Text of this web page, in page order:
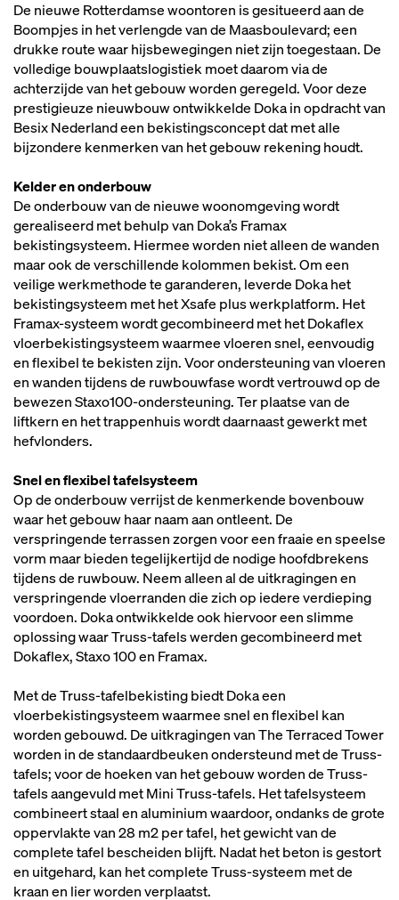
De nieuwe Rotterdamse woontoren is gesitueerd aan de
Boompjes in het verlengde van de Maasboulevard; een
drukke route waar hijsbewegingen niet zijn toegestaan. De
volledige bouwplaatslogistiek moet daarom via de
achterzijde van het gebouw worden geregeld. Voor deze
prestigieuze nieuwbouw ontwikkelde Doka in opdracht van
Besix Nederland een bekistingsconcept dat met alle
bijzondere kenmerken van het gebouw rekening houdt.
Kelder en onderbouw
De onderbouw van de nieuwe woonomgeving wordt
gerealiseerd met behulp van Doka’s Framax
bekistingsysteem. Hiermee worden niet alleen de wanden
maar ook de verschillende kolommen bekist. Om een
veilige werkmethode te garanderen, leverde Doka het
bekistingsysteem met het Xsafe plus werkplatform. Het
Framax-systeem wordt gecombineerd met het Dokaflex
vloerbekistingsysteem waarmee vloeren snel, eenvoudig
en flexibel te bekisten zijn. Voor ondersteuning van vloeren
en wanden tijdens de ruwbouwfase wordt vertrouwd op de
bewezen Staxo100-ondersteuning. Ter plaatse van de
liftkern en het trappenhuis wordt daarnaast gewerkt met
hefvlonders.
Snel en flexibel tafelsysteem
Op de onderbouw verrijst de kenmerkende bovenbouw
waar het gebouw haar naam aan ontleent. De
verspringende terrassen zorgen voor een fraaie en speelse
vorm maar bieden tegelijkertijd de nodige hoofdbrekens
tijdens de ruwbouw. Neem alleen al de uitkragingen en
verspringende vloerranden die zich op iedere verdieping
voordoen. Doka ontwikkelde ook hiervoor een slimme
oplossing waar Truss-tafels werden gecombineerd met
Dokaflex, Staxo 100 en Framax.
Met de Truss-tafelbekisting biedt Doka een
vloerbekistingsysteem waarmee snel en flexibel kan
worden gebouwd. De uitkragingen van The Terraced Tower
worden in de standaardbeuken ondersteund met de Truss-
tafels; voor de hoeken van het gebouw worden de Truss-
tafels aangevuld met Mini Truss-tafels. Het tafelsysteem
combineert staal en aluminium waardoor, ondanks de grote
oppervlakte van 28 m2 per tafel, het gewicht van de
complete tafel bescheiden blijft. Nadat het beton is gestort
en uitgehard, kan het complete Truss-systeem met de
kraan en lier worden verplaatst.